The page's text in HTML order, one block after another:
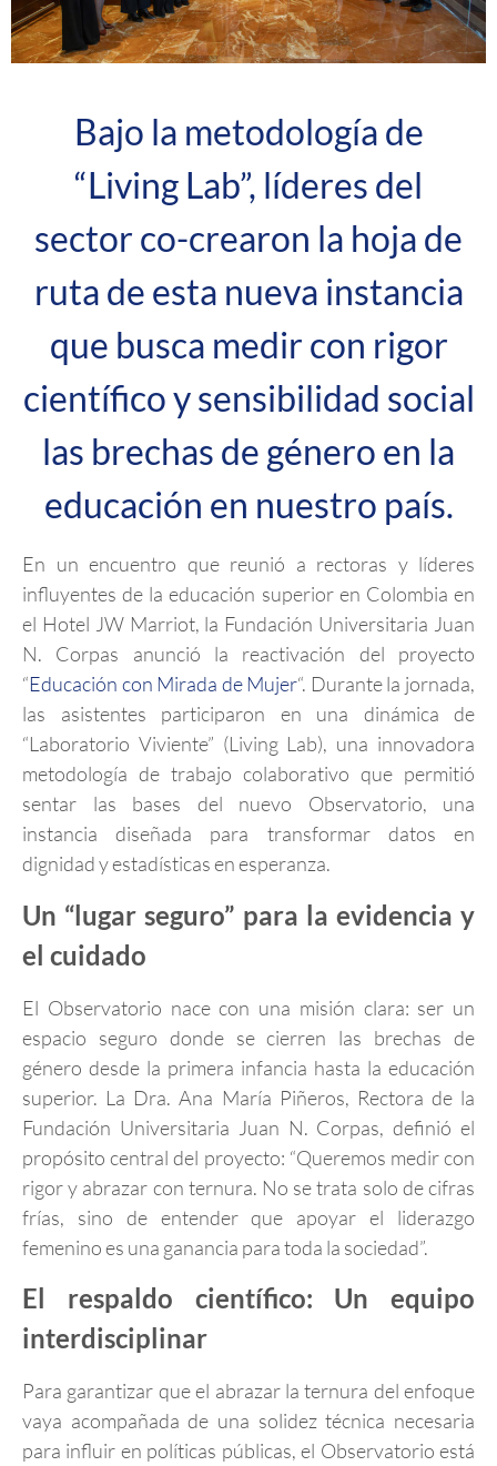
Bajo la metodología de
“Living Lab”, líderes del
sector co-crearon la hoja de
ruta de esta nueva instancia
que busca medir con rigor
científico y sensibilidad social
las brechas de género en la
educación en nuestro país.
En un encuentro que reunió a rectoras y líderes
influyentes de la educación superior en Colombia en
el Hotel JW Marriot, la Fundación Universitaria Juan
N. Corpas anunció la reactivación del proyecto
“Educación con Mirada de Mujer“. Durante la jornada,
las asistentes participaron en una dinámica de
“Laboratorio Viviente” (Living Lab), una innovadora
metodología de trabajo colaborativo que permitió
sentar las bases del nuevo Observatorio, una
instancia diseñada para transformar datos en
dignidad y estadísticas en esperanza.
Un “lugar seguro” para la evidencia y
el cuidado
El Observatorio nace con una misión clara: ser un
espacio seguro donde se cierren las brechas de
género desde la primera infancia hasta la educación
superior. La Dra. Ana María Piñeros, Rectora de la
Fundación Universitaria Juan N. Corpas, definió el
propósito central del proyecto: “Queremos medir con
rigor y abrazar con ternura. No se trata solo de cifras
frías, sino de entender que apoyar el liderazgo
femenino es una ganancia para toda la sociedad”.
El respaldo científico: Un equipo
interdisciplinar
Para garantizar que el abrazar la ternura del enfoque
vaya acompañada de una solidez técnica necesaria
para influir en políticas públicas, el Observatorio está